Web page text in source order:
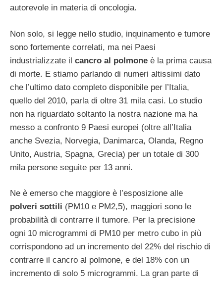
autorevole in materia di oncologia.
Non solo, si legge nello studio, inquinamento e tumore
sono fortemente correlati, ma nei Paesi
industrializzate il cancro al polmone è la prima causa
di morte. E stiamo parlando di numeri altissimi dato
che l’ultimo dato completo disponibile per l’Italia,
quello del 2010, parla di oltre 31 mila casi. Lo studio
non ha riguardato soltanto la nostra nazione ma ha
messo a confronto 9 Paesi europei (oltre all’Italia
anche Svezia, Norvegia, Danimarca, Olanda, Regno
Unito, Austria, Spagna, Grecia) per un totale di 300
mila persone seguite per 13 anni.
Ne è emerso che maggiore è l’esposizione alle
polveri sottili (PM10 e PM2,5), maggiori sono le
probabilità di contrarre il tumore. Per la precisione
ogni 10 microgrammi di PM10 per metro cubo in più
corrispondono ad un incremento del 22% del rischio di
contrarre il cancro al polmone, e del 18% con un
incremento di solo 5 microgrammi. La gran parte di